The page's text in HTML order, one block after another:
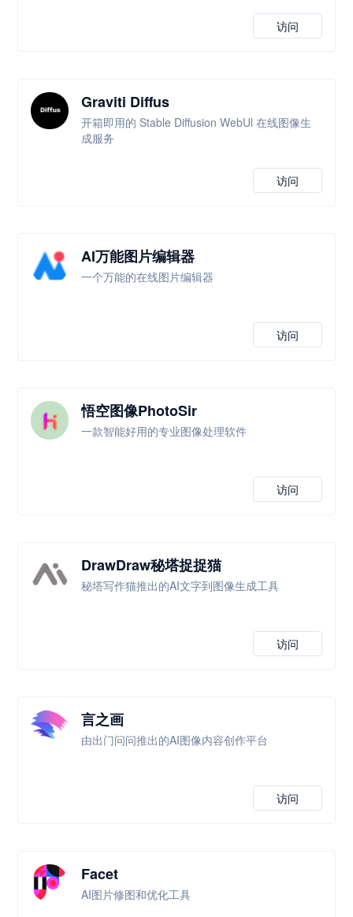
访问
Graviti Diffus
开箱即用的 Stable Diffusion WebUl 在线图像生
成服务
访问
AI万能图片编辑器
一个万能的在线图片编辑器
访问
悟空图像PhotoSir
一款智能好用的专业图像处理软件
访问
DrawDraw秘塔捉捉猫
秘塔写作猫推出的AI文字到图像生成工具
访问
言之画
由出门问问推出的AI图像内容创作平台
访问
Facet
AI图片修图和优化工具